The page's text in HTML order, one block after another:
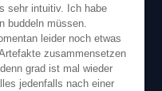
sehr intuitiv. Ich habe
buddeln müssen.
leider noch etwas
zusammensetzen
grad ist mal wieder
jedenfalls nach einer